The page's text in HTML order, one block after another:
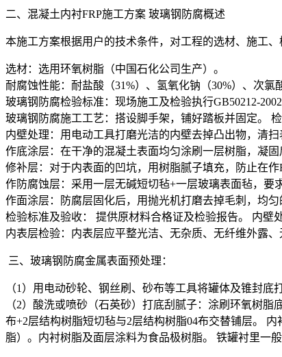
二、混凝土内衬FRP施工方案 玻璃钢防腐概述
本施工方案根据用户的技术条件，对工程的选材、施
选材：选用环氧树脂（中国石化公司生产）。
耐腐蚀性能：耐盐酸（31%）、氢氧化钠（30%）、次氯
玻璃钢防腐检验标准：现场施工及检验执行GB50212-
玻璃钢防腐施工工艺：搭设脚手架，铺好踏板并固定。
内壁处理：用电动工具打磨光洁的内壁去掉凸出物，清扫
作底涂层：在干净的混凝土表面均匀涂刷一层树脂，凝固
修补层：对于内表面的凹坑，用树脂腻子填充，防止在作
作防腐蚀层：采用一层无碱短切毡+一层玻璃表面毡，要
作面涂层：防腐层固化后，用抛光机打磨去掉毛刺，均
检验标准及验收： 提供原材料合格证及检验报告。 内壁
内表层检验：内表层应平整光洁、无杂质、无纤维外露、
三、玻璃钢防腐金属表面预处理：
（1）用电动砂轮、钢丝刷、砂布等工具将罐体及锥封
（2）酸洗或喷砂（石英砂）打底刮腻子：涂刷环氧树
布+2层结构树脂短切毡与2层结构树脂04布交替铺层。
脂）。内衬树脂及面层涂料为食品极树脂。 铁罐衬里一